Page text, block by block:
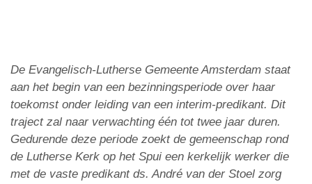
De Evangelisch-Lutherse Gemeente Amsterdam staat
aan het begin van een bezinningsperiode over haar
toekomst onder leiding van een interim-predikant. Dit
traject zal naar verwachting één tot twee jaar duren.
Gedurende deze periode zoekt de gemeenschap rond
de Lutherse Kerk op het Spui een kerkelijk werker die
met de vaste predikant ds. André van der Stoel zorg